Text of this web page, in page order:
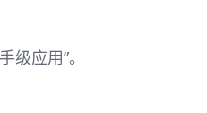
应用”。